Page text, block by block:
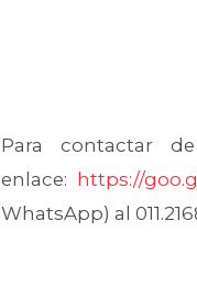
Para contactar
enlace: https://
WhatsApp) al